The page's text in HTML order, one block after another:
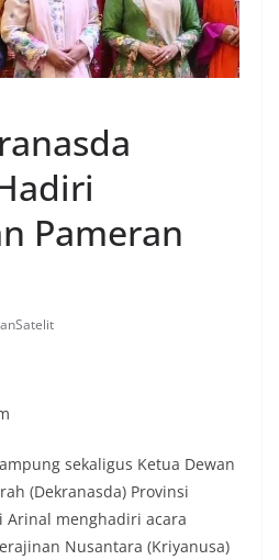
Pameran
sekaligus Ketua Dewan
(Dekranasda) Provinsi
Arinal menghadiri acara
Nusantara (Kriyanusa)